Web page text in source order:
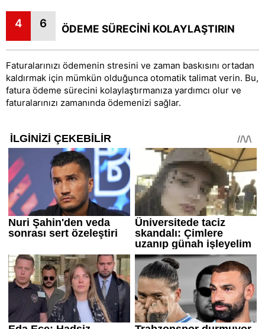
4 6 ÖDEME SÜRECİNİ KOLAYLAŞTIRIN
Faturalarınızı ödemenin stresini ve zaman baskısını ortadan
kaldırmak için mümkün olduğunca otomatik talimat verin. Bu,
fatura ödeme sürecini kolaylaştırmanıza yardımcı olur ve
faturalarınızı zamanında ödemenizi sağlar.